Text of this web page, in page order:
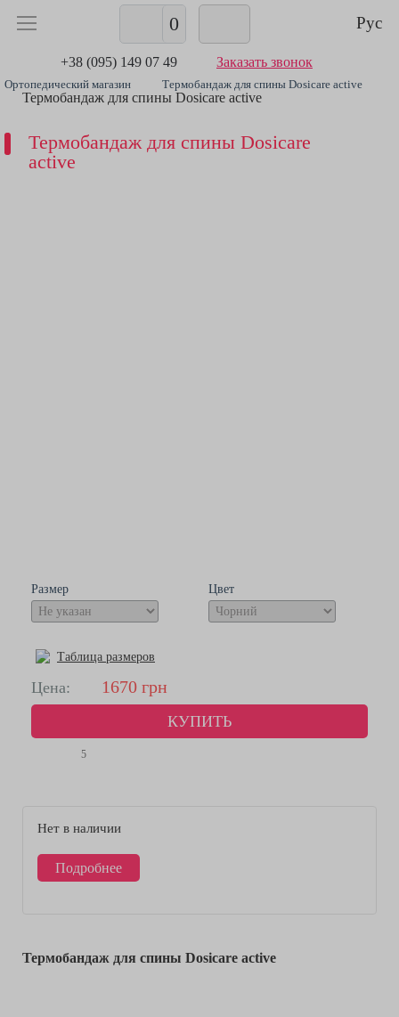
0 Рус
+38 (095) 149 07 49 Заказать звонок
Ортопедический магазин Термобандаж для спины Dosicare active
Термобандаж для спины Dosicare active
Термобандаж для спины Dosicare
active
Размер Цвет
Таблица размеров
Цена: 1670 грн
КУПИТЬ
5
Нет в наличии
Подробнее
Термобандаж для спины Dosicare active